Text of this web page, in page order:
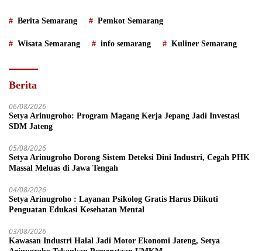
Berita Semarang Pemkot Semarang
Wisata Semarang info semarang Kuliner Semarang
Berita
06/08/2026
Setya Arinugroho: Program Magang Kerja Jepang Jadi Investasi
SDM Jateng
05/08/2026
Setya Arinugroho Dorong Sistem Deteksi Dini Industri, Cegah PHK
Massal Meluas di Jawa Tengah
04/08/2026
Setya Arinugroho : Layanan Psikolog Gratis Harus Diikuti
Penguatan Edukasi Kesehatan Mental
03/08/2026
Kawasan Industri Halal Jadi Motor Ekonomi Jateng, Setya